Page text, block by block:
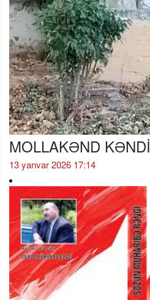
MOLLAKƏND KƏNDİ
13 yanvar 2026 17:14